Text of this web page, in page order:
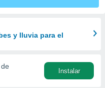
y lluvia para el
Instalar